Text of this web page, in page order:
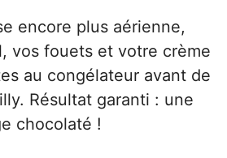
encore plus aérienne,
vos fouets et votre crème
au congélateur avant de
Résultat garanti : une
chocolaté !